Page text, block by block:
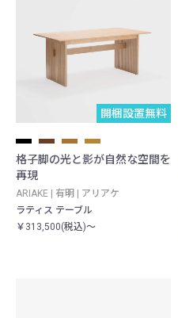
開梱設置無料
格子脚の光と影が自然な空間を
再現
ARIAKE | 有明 | アリアケ
ラティス テーブル
￥313,500(税込)～